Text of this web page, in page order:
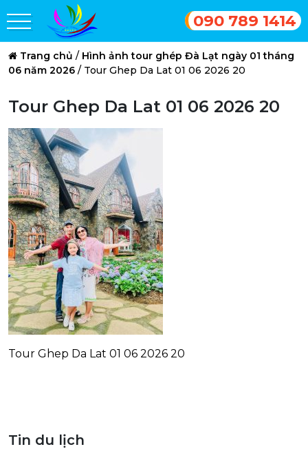
090 789 1414
Trang chủ / Hình ảnh tour ghép Đà Lạt ngày 01 tháng
06 năm 2026 / Tour Ghep Da Lat 01 06 2026 20
Tour Ghep Da Lat 01 06 2026 20
Tour Ghep Da Lat 01 06 2026 20
Tin du lịch